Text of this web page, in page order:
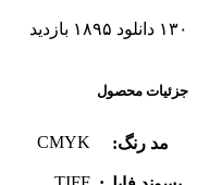
۱۳۰ دانلود ۱۸۹۵ بازدید
جزئیات محصول
مد رنگ: CMYK